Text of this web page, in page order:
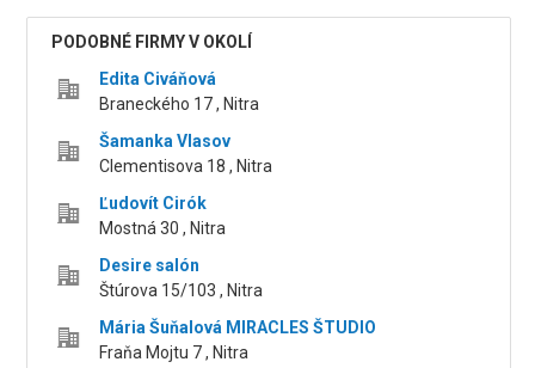
PODOBNÉ FIRMY V OKOLÍ
Edita Civáňová
Braneckého 17 , Nitra
Šamanka Vlasov
Clementisova 18 , Nitra
Ľudovít Cirók
Mostná 30 , Nitra
Desire salón
Štúrova 15/103 , Nitra
Mária Šuňalová MIRACLES ŠTUDIO
Fraňa Mojtu 7 , Nitra